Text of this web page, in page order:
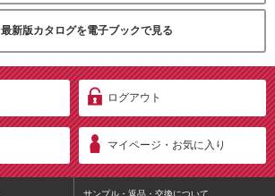
最新版カタログを電子ブックで見る
ログアウト
マイページ・お気に入り
サンプル・返品・交換について